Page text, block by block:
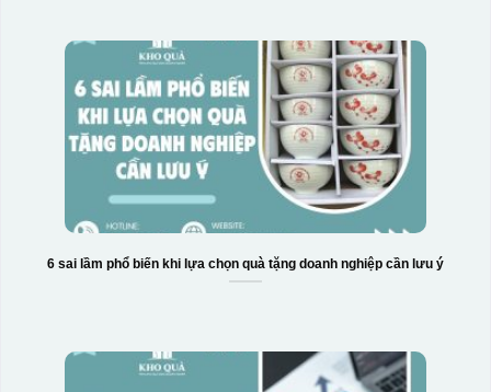
6 sai lầm phổ biến khi lựa chọn quà tặng doanh nghiệp cần lưu ý